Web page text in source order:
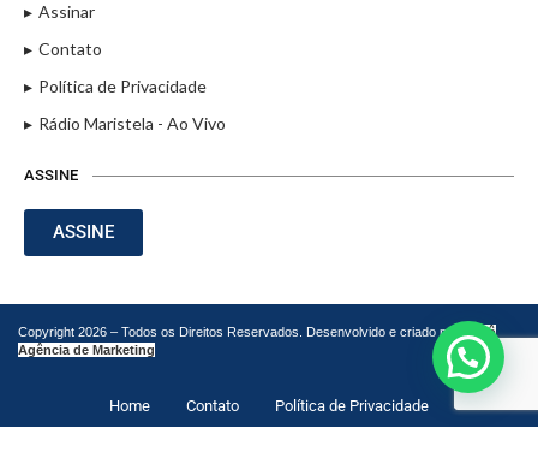
Assinar
Contato
Política de Privacidade
Rádio Maristela - Ao Vivo
ASSINE
ASSINE
Copyright 2026 – Todos os Direitos Reservados. Desenvolvido e criado por
Cadô
Agência de Marketing
Home Contato Política de Privacidade